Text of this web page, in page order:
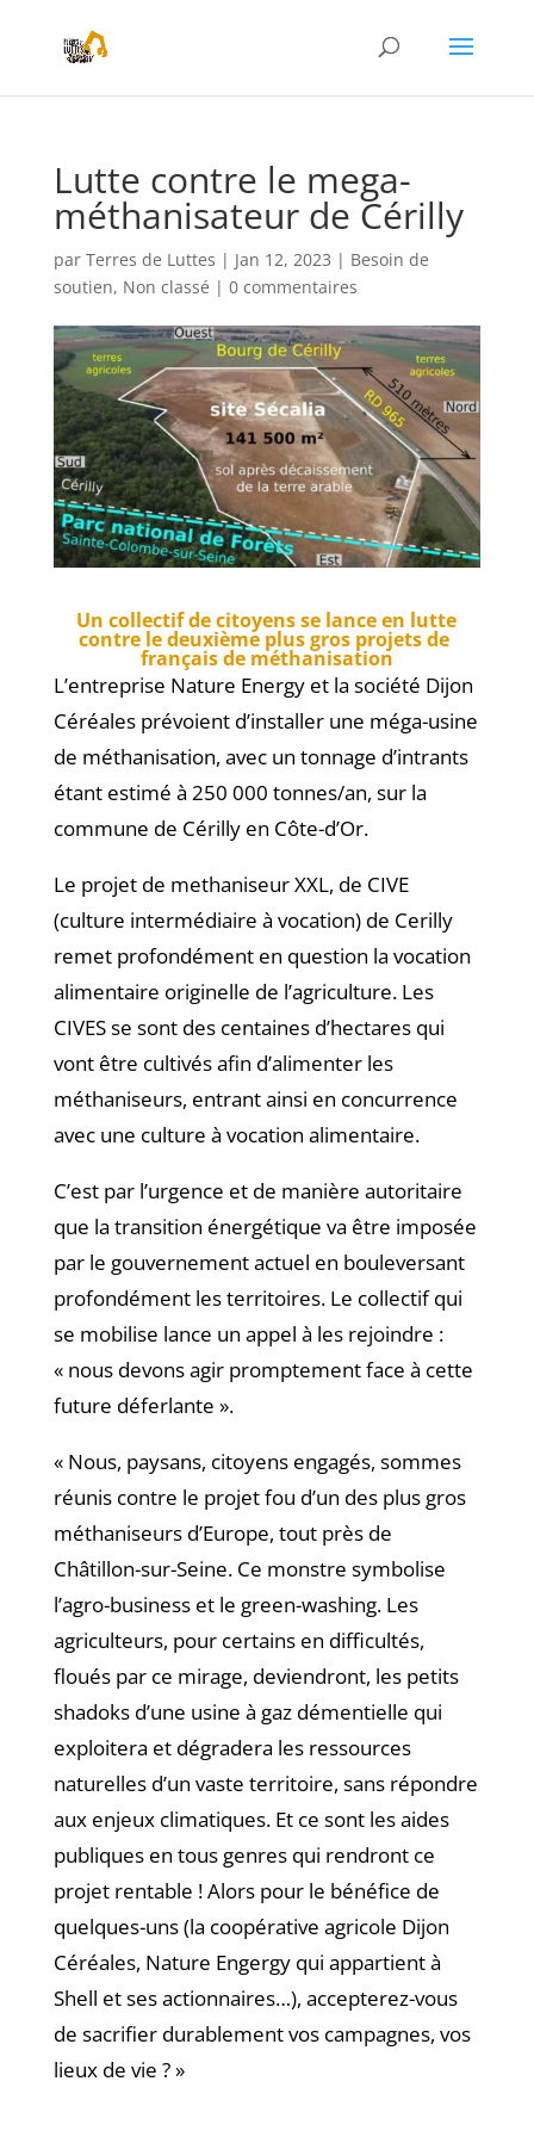
Lutte contre le mega-
méthanisateur de Cérilly
par Terres de Luttes | Jan 12, 2023 | Besoin de
soutien, Non classé | 0 commentaires
Un collectif de citoyens se lance en lutte
contre le deuxième plus gros projets de
français de méthanisation
L’entreprise Nature Energy et la société Dijon
Céréales prévoient d’installer une méga-usine
de méthanisation, avec un tonnage d’intrants
étant estimé à 250 000 tonnes/an, sur la
commune de Cérilly en Côte-d’Or.
Le projet de methaniseur XXL, de CIVE
(culture intermédiaire à vocation) de Cerilly
remet profondément en question la vocation
alimentaire originelle de l’agriculture. Les
CIVES se sont des centaines d’hectares qui
vont être cultivés afin d’alimenter les
méthaniseurs, entrant ainsi en concurrence
avec une culture à vocation alimentaire.
C’est par l’urgence et de manière autoritaire
que la transition énergétique va être imposée
par le gouvernement actuel en bouleversant
profondément lesterritoires. Le collectif qui
se mobilise lance un appel à les rejoindre :
« nous devons agir promptement face à cette
future déferlante ».
« Nous, paysans, citoyens engagés, sommes
réunis contre le projet fou d’un des plus gros
méthaniseurs d’Europe, tout près de
Châtillon-sur-Seine. Ce monstre symbolise
l’agro-business et le green-washing. Les
agriculteurs, pour certains en difficultés,
floués par ce mirage, deviendront, les petits
shadoks d’une usine à gaz démentielle qui
exploitera et dégradera les ressources
naturelles d’un vaste territoire, sans répondre
aux enjeux climatiques. Et ce sont les aides
publiques en tous genres qui rendront ce
projet rentable ! Alors pour le bénéfice de
quelques-uns (la coopérative agricole Dijon
Céréales, Nature Engergy qui appartient à
Shell et ses actionnaires…), accepterez-vous
de sacrifier durablement vos campagnes, vos
lieux de vie ? »